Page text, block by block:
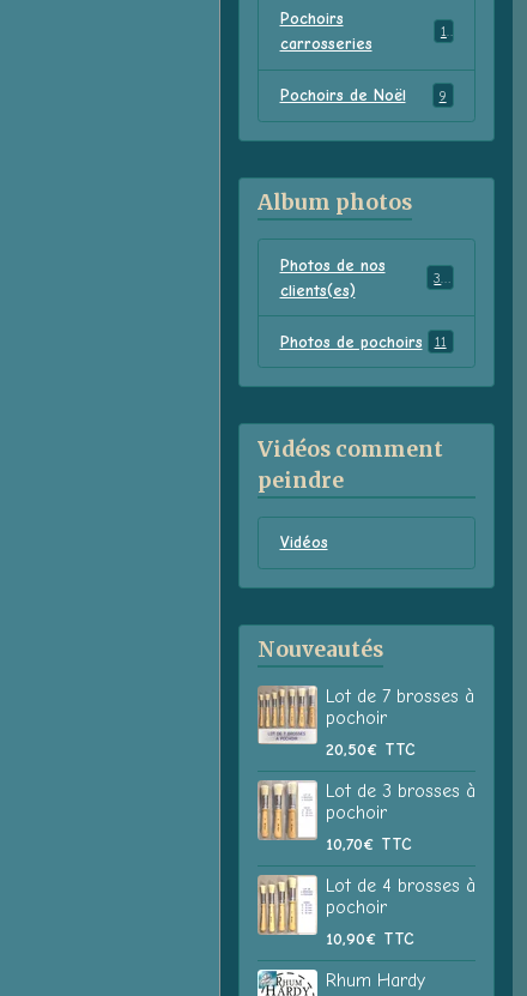
Pochoirs
carrosseries
1
Pochoirs de Noël 9
Album photos
Photos de nos
clients(es)
Photos de pochoirs 11
Vidéos comment
peindre
Vidéos
Nouveautés
Lot de 7 brosses à
pochoir
20,50€ TTC
Lot de 3 brosses à
pochoir
10,70€ TTC
Lot de 4 brosses à
pochoir
10,90€ TTC
Rhum Hardy